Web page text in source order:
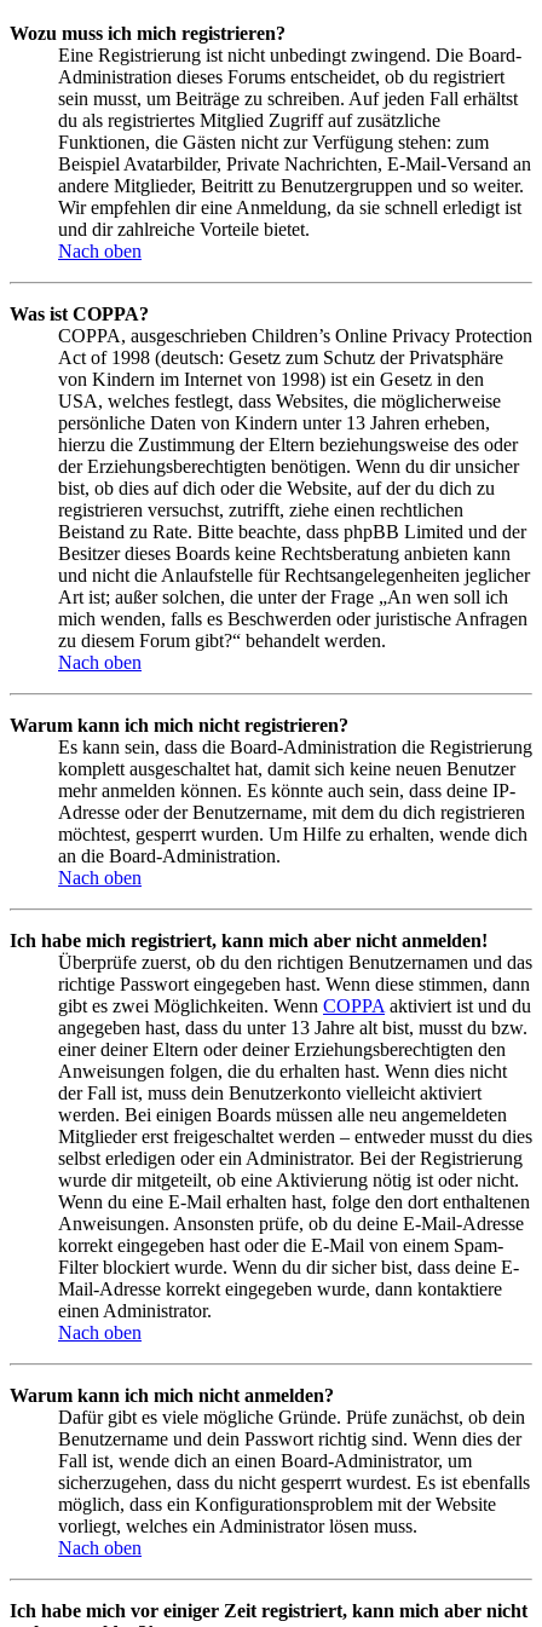
Wozu muss ich mich registrieren?
Eine Registrierung ist nicht unbedingt zwingend. Die Board-
Administration dieses Forums entscheidet, ob du registriert
sein musst, um Beiträge zu schreiben. Auf jeden Fall erhältst
du als registriertes Mitglied Zugriff auf zusätzliche
Funktionen, die Gästen nicht zur Verfügung stehen: zum
Beispiel Avatarbilder, Private Nachrichten, E-Mail-Versand an
andere Mitglieder, Beitritt zu Benutzergruppen und so weiter.
Wir empfehlen dir eine Anmeldung, da sie schnell erledigt ist
und dir zahlreiche Vorteile bietet.
Nach oben
Was ist COPPA?
COPPA, ausgeschrieben Children’s Online Privacy Protection
Act of 1998 (deutsch: Gesetz zum Schutz der Privatsphäre
von Kindern im Internet von 1998) ist ein Gesetz in den
USA, welches festlegt, dass Websites, die möglicherweise
persönliche Daten von Kindern unter 13 Jahren erheben,
hierzu die Zustimmung der Eltern beziehungsweise des oder
der Erziehungsberechtigten benötigen. Wenn du dir unsicher
bist, ob dies auf dich oder die Website, auf der du dich zu
registrieren versuchst, zutrifft, ziehe einen rechtlichen
Beistand zu Rate. Bitte beachte, dass phpBB Limited und der
Besitzer dieses Boards keine Rechtsberatung anbieten kann
und nicht die Anlaufstelle für Rechtsangelegenheiten jeglicher
Art ist; außer solchen, die unter der Frage „An wen soll ich
mich wenden, falls es Beschwerden oder juristische Anfragen
zu diesem Forum gibt?“ behandelt werden.
Nach oben
Warum kann ich mich nicht registrieren?
Es kann sein, dass die Board-Administration die Registrierung
komplett ausgeschaltet hat, damit sich keine neuen Benutzer
mehr anmelden können. Es könnte auch sein, dass deine IP-
Adresse oder der Benutzername, mit dem du dich registrieren
möchtest, gesperrt wurden. Um Hilfe zu erhalten, wende dich
an die Board-Administration.
Nach oben
Ich habe mich registriert, kann mich aber nicht anmelden!
Überprüfe zuerst, ob du den richtigen Benutzernamen und das
richtige Passwort eingegeben hast. Wenn diese stimmen, dann
gibt es zwei Möglichkeiten. Wenn COPPA aktiviert ist und du
angegeben hast, dass du unter 13 Jahre alt bist, musst du bzw.
einer deiner Eltern oder deiner Erziehungsberechtigten den
Anweisungen folgen, die du erhalten hast. Wenn dies nicht
der Fall ist, muss dein Benutzerkonto vielleicht aktiviert
werden. Bei einigen Boards müssen alle neu angemeldeten
Mitglieder erst freigeschaltet werden – entweder musst du dies
selbst erledigen oder ein Administrator. Bei der Registrierung
wurde dir mitgeteilt, ob eine Aktivierung nötig ist oder nicht.
Wenn du eine E-Mail erhalten hast, folge den dort enthaltenen
Anweisungen. Ansonsten prüfe, ob du deine E-Mail-Adresse
korrekt eingegeben hast oder die E-Mail von einem Spam-
Filter blockiert wurde. Wenn du dir sicher bist, dass deine E-
Mail-Adresse korrekt eingegeben wurde, dann kontaktiere
einen Administrator.
Nach oben
Warum kann ich mich nicht anmelden?
Dafür gibt es viele mögliche Gründe. Prüfe zunächst, ob dein
Benutzername und dein Passwort richtig sind. Wenn dies der
Fall ist, wende dich an einen Board-Administrator, um
sicherzugehen, dass du nicht gesperrt wurdest. Es ist ebenfalls
möglich, dass ein Konfigurationsproblem mit der Website
vorliegt, welches ein Administrator lösen muss.
Nach oben
Ich habe mich vor einiger Zeit registriert, kann mich aber nicht